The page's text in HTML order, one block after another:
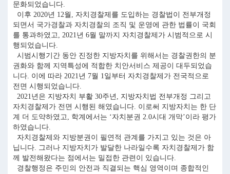
문화되었습니다.
이후 2020년 12월, 자치경찰제를 도입하는 경찰법이 전부개정
되면서 국가경찰과 자치경찰의 조직 및 운영에 관한 법률이 국회
를 통과하였고, 2021년 6월 말까지 자치경찰제가 시범적으로 시
행되었습니다.
시범시행기간 동안 진정한 지방자치를 위해서는 경찰권한의 분
권화와 함께 지역특성에 적합한 치안서비스 제공이 대두되었습
니다. 이에 따라 2021년 7월 1일부터 자치경찰제가 전국적으로
전면 시행되었습니다.
2021년은 지방자치 부활 30주년, 지방자치법 전부개정 그리고
자치경찰제가 전면 시행된 해였습니다. 이로써 지방자치는 한 단
계 더 도약하였고, 학계에서는 ‘자치분권 2.0시대 개막’이라 평가
하였습니다.
자치경찰제와 지방분권이 필연적 관계를 가지고 있는 것은 아
닙니다. 그러나 지방자치가 발달한 나라일수록 자치경찰제가 함
께 발전해왔다는 점에서는 밀접한 관련이 있습니다.
경찰행정은 주민의 안전과 직결되는 핵심 영역이며 종합적인